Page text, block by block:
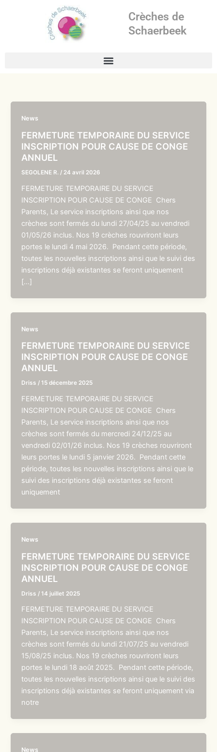
Crèches de
Schaerbeek
News
FERMETURE TEMPORAIRE DU SERVICE
INSCRIPTION POUR CAUSE DE CONGE
ANNUEL
SEGOLENE R. / 24 avril 2026
FERMETURE TEMPORAIRE DU SERVICE
INSCRIPTION POUR CAUSE DE CONGE Chers
Parents, Le service inscriptions ainsi que nos
crèches sont fermés du lundi 27/04/25 au vendredi
01/05/26 inclus. Nos 19 crèches rouvriront leurs
portes le lundi 4 mai 2026. Pendant cette période,
toutes les nouvelles inscriptions ainsi que le suivi des
inscriptions déjà existantes se feront uniquement
[…]
News
FERMETURE TEMPORAIRE DU SERVICE
INSCRIPTION POUR CAUSE DE CONGE
ANNUEL
Driss /15 décembre 2025
FERMETURE TEMPORAIRE DU SERVICE
INSCRIPTION POUR CAUSE DE CONGE Chers
Parents, Le service inscriptions ainsi que nos
crèches sont fermés du mercredi 24/12/25 au
vendredi 02/01/26 inclus. Nos 19 crèches rouvriront
leurs portes le lundi 5 janvier 2026. Pendant cette
période, toutes les nouvelles inscriptions ainsi que le
suivi des inscriptions déjà existantes se feront
uniquement
News
FERMETURE TEMPORAIRE DU SERVICE
INSCRIPTION POUR CAUSE DE CONGE
ANNUEL
Driss /14 juillet 2025
FERMETURE TEMPORAIRE DU SERVICE
INSCRIPTION POUR CAUSE DE CONGE Chers
Parents, Le service inscriptions ainsi que nos
crèches sont fermés du lundi 21/07/25 au vendredi
15/08/25 inclus. Nos 19 crèches rouvriront leurs
portes le lundi 18 août 2025. Pendant cette période,
toutes les nouvelles inscriptions ainsi que le suivi des
inscriptions déjà existantes se feront uniquement via
notre
News